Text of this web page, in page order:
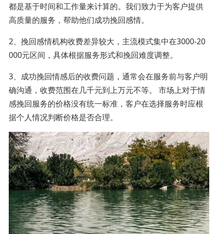
都是基于时间和工作量来计算的。我们致力于为客户提供
高质量的服务，帮助他们成功挽回感情。
2、挽回感情机构收费差异较大，主流模式集中在3000-20
000元区间，具体根据服务形式和挽回难度调整。
3、成功挽回情感后的收费问题，通常会在服务前与客户明
确沟通，收费范围在几千元到上万元不等。 市场上对于情
感挽回服务的价格没有统一标准，客户在选择服务时应根
据个人情况判断价格是否合理。